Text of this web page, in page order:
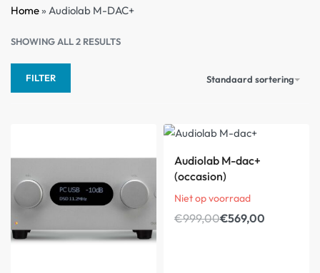
Home» Audiolab M-DAC+
SHOWING ALL 2 RESULTS
Standaard sortering
FILTER
Audiolab M-dac+
(occasion)
Niet op voorraad
€999,00€569,00